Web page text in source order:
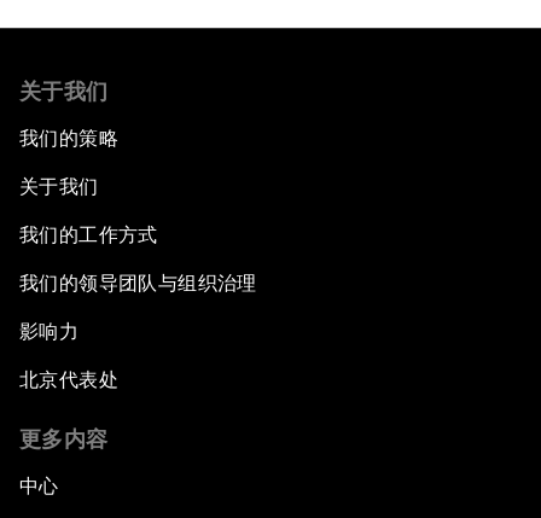
关于我们
我们的策略
关于我们
我们的工作方式
我们的领导团队与组织治理
影响力
北京代表处
更多内容
中心